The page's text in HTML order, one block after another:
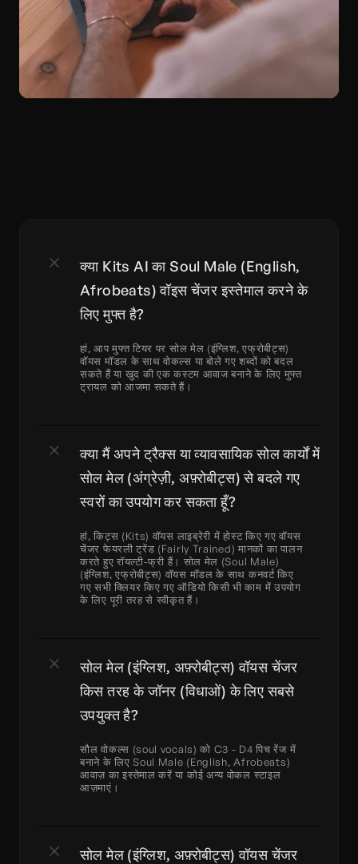
क्या Kits AI का Soul Male (English,
Afrobeats) वॉइस चेंजर इस्तेमाल करने के
लिए मुफ्त है?
हां, आप मुफ्त टियर पर सोल मेल (इंग्लिश, एफ्रोबीट्स)
वॉयस मॉडल के साथ वोकल्स या बोले गए शब्दों को बदल
सकते हैं या खुद की एक कस्टम आवाज बनाने के लिए मुफ्त
ट्रायल को आजमा सकते हैं।
क्या मैं अपने ट्रैक्स या व्यावसायिक सोल कार्यों में
सोल मेल (अंग्रेज़ी, अफ़्रोबीट्स) से बदले गए
स्वरों का उपयोग कर सकता हूँ?
हां, किट्स (Kits) वॉयस लाइब्रेरी में होस्ट किए गए वॉयस
चेंजर फेयरली ट्रेंड (Fairly Trained) मानकों का पालन
करते हुए रॉयल्टी-फ्री हैं। सोल मेल (Soul Male)
(इंग्लिश, एफ्रोबीट्स) वॉयस मॉडल के साथ कनवर्ट किए
गए सभी क्लियर किए गए ऑडियो किसी भी काम में उपयोग
के लिए पूरी तरह से स्वीकृत हैं।
सोल मेल (इंग्लिश, अफ़्रोबीट्स) वॉयस चेंजर
किस तरह के जॉनर (विधाओं) के लिए सबसे
उपयुक्त है?
सौल वोकल्स (soul vocals) को C3 - D4 पिच रेंज में
बनाने के लिए Soul Male (English, Afrobeats)
आवाज़ का इस्तेमाल करें या कोई अन्य वोकल स्टाइल
आज़माएं।
सोल मेल (इंग्लिश, अफ़्रोबीट्स) वॉयस चेंजर